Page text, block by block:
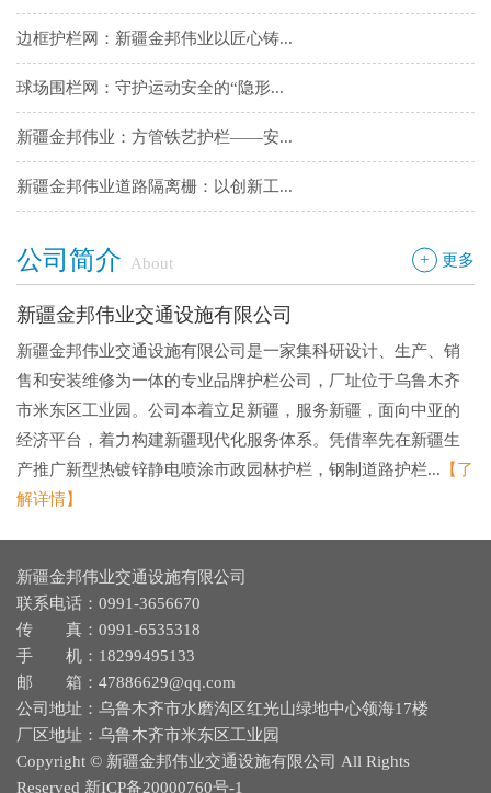
边框护栏网：新疆金邦伟业以匠心铸...
球场围栏网：守护运动安全的“隐形...
新疆金邦伟业：方管铁艺护栏——安...
新疆金邦伟业道路隔离栅：以创新工...
+
更多
公司简介 About
新疆金邦伟业交通设施有限公司
新疆金邦伟业交通设施有限公司是一家集科研设计、生产、销
售和安装维修为一体的专业品牌护栏公司，厂址位于乌鲁木齐
市米东区工业园。公司本着立足新疆，服务新疆，面向中亚的
经济平台，着力构建新疆现代化服务体系。凭借率先在新疆生
产推广新型热镀锌静电喷涂市政园林护栏，钢制道路护栏... 【了
解详情】
新疆金邦伟业交通设施有限公司
联系电话：0991-3656670
传 真：0991-6535318
手 机：18299495133
邮 箱：47886629@qq.com
公司地址：乌鲁木齐市水磨沟区红光山绿地中心领海17楼
厂区地址：乌鲁木齐市米东区工业园
Copyright © 新疆金邦伟业交通设施有限公司 All Rights
Reserved 新ICP备20000760号-1